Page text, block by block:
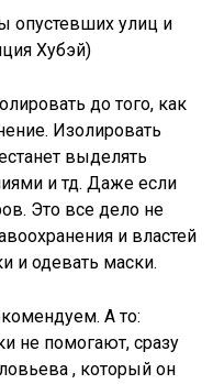
опустевших улиц и
Хубэй)
до того, как
Изолировать
выделять
и тд. Даже если
Это все дело не
и властей
и одевать маски.
А то:
не помогают, сразу
, который он